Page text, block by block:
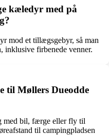
kæledyr med på
mod et tillægsgebyr, så man
inklusive firbenede venner.
til Møllers Dueodde
med bil, færge eller fly til
til campingpladsen